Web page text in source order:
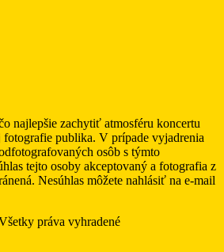
najlepšie zachytiť atmosféru koncertu
fotografie publika. V prípade vyjadrenia
osôb s týmto
tejto osoby akceptovaný a fotografia z
Nesúhlas môžete nahlásiť na e-mail
práva vyhradené